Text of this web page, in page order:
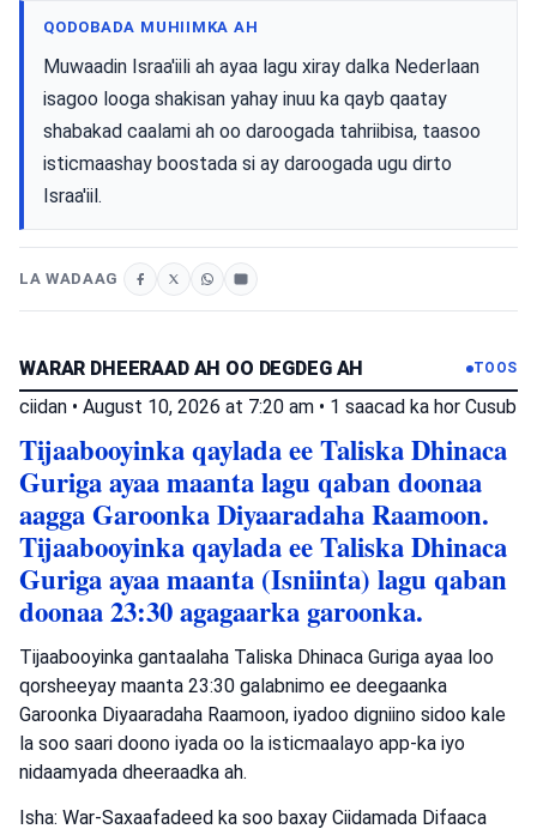
QODOBADA MUHIIMKA AH
Muwaadin Israa'iili ah ayaa lagu xiray dalka Nederlaan
isagoo looga shakisan yahay inuu ka qayb qaatay
shabakad caalami ah oo daroogada tahriibisa, taasoo
isticmaashay boostada si ay daroogada ugu dirto
Israa'iil.
LA WADAAG
WARAR DHEERAAD AH OO DEGDEG AH TOOS
ciidan • August 10, 2026 at 7:20 am • 1 saacad ka hor Cusub
Tijaabooyinka qaylada ee Taliska Dhinaca
Guriga ayaa maanta lagu qaban doonaa
aagga Garoonka Diyaaradaha Raamoon.
Tijaabooyinka qaylada ee Taliska Dhinaca
Guriga ayaa maanta (Isniinta) lagu qaban
doonaa 23:30 agagaarka garoonka.
Tijaabooyinka gantaalaha Taliska Dhinaca Guriga ayaa loo
qorsheeyay maanta 23:30 galabnimo ee deegaanka
Garoonka Diyaaradaha Raamoon, iyadoo digniino sidoo kale
la soo saari doono iyada oo la isticmaalayo app-ka iyo
nidaamyada dheeraadka ah.
Isha: War-Saxaafadeed ka soo baxay Ciidamada Difaaca